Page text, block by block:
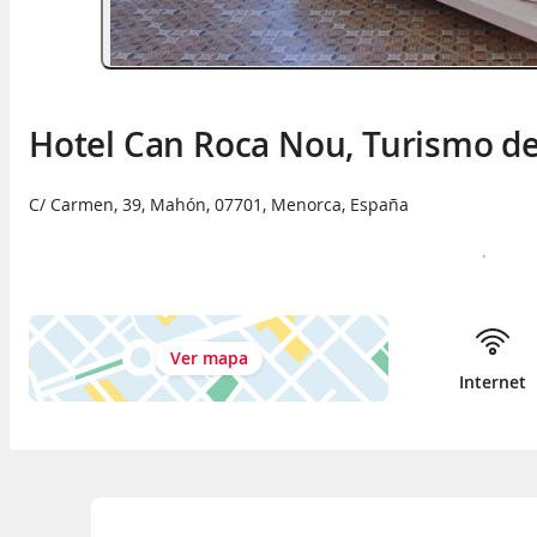
Hotel Can Roca Nou, Turismo
C/ Carmen, 39, Mahón, 07701 , Menorca, España
Ver mapa
Internet